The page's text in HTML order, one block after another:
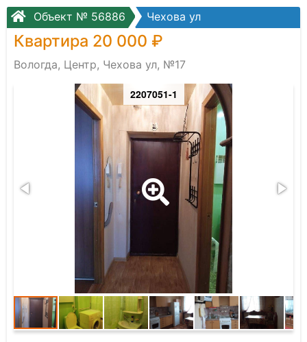
Объект № 56886 Чехова ул
Квартира 20 000 ₽
Вологда, Центр, Чехова ул, №17
2207051-1